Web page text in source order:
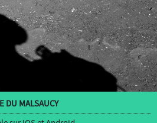
DU MALSAUCY